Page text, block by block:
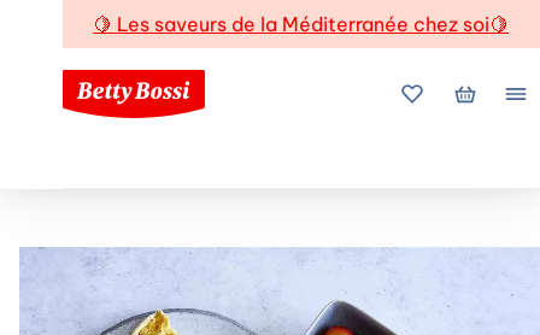
🍋 Les saveurs de la Méditerranée chez soi🍋
Mes favoris
Mon